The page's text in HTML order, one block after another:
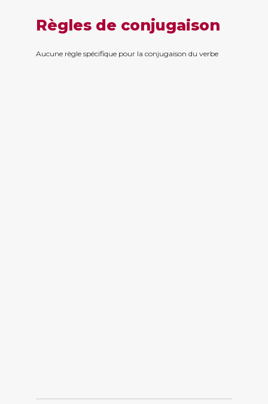
Règles de conjugaison
Aucune règle spécifique pour la conjugaison du verbe